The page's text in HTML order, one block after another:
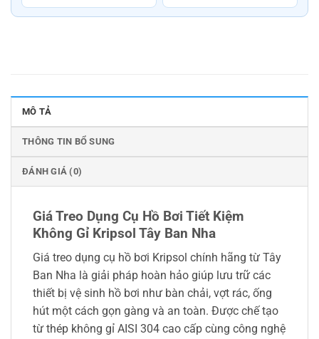
MÔ TẢ
THÔNG TIN BỔ SUNG
ĐÁNH GIÁ (0)
Giá Treo Dụng Cụ Hồ Bơi Tiết Kiệm
Không Gỉ Kripsol Tây Ban Nha
Giá treo dụng cụ hồ bơi Kripsol chính hãng từ Tây
Ban Nha là giải pháp hoàn hảo giúp lưu trữ các
thiết bị vệ sinh hồ bơi như bàn chải, vợt rác, ống
hút một cách gọn gàng và an toàn. Được chế tạo
từ thép không gỉ AISI 304 cao cấp cùng công nghệ